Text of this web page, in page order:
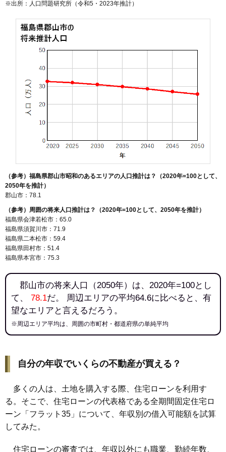
※出所：人口問題研究所（令和5・2023年推計）
（参考）福島県郡山市昭和のあるエリアの人口推計は？（2020年=100として、
2050年を推計）
郡山市：78.1
（参考）周囲の将来人口推計は？（2020年=100として、2050年を推計）
福島県会津若松市：65.0
福島県須賀川市：71.9
福島県二本松市：59.4
福島県田村市：51.4
福島県本宮市：75.3
郡山市の将来人口（2050年）は、2020年=100とし
て、 78.1だ。 周辺エリアの平均64.6に比べると、有
望なエリアと言えるだろう。
※周辺エリア平均は、周囲の市町村・都道府県の単純平均
自分の年収でいくらの不動産が買える？
多くの人は、土地を購入する際、住宅ローンを利用す
る。そこで、住宅ローンの代表格である全期間固定住宅ロ
ーン「フラット35」について、年収別の借入可能額を試算
してみた。
住宅ローンの審査では、年収以外にも職業、勤続年数、